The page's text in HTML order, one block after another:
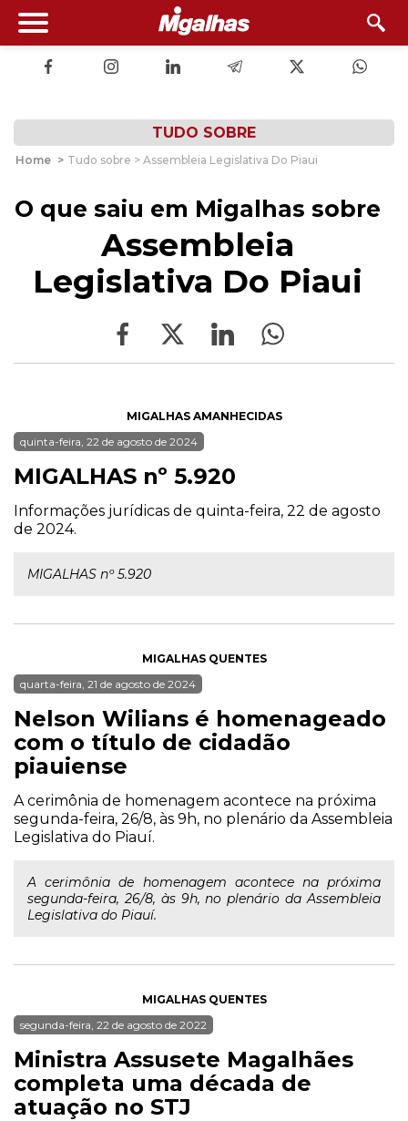
TUDO SOBRE
Home > Tudo sobre > Assembleia Legislativa Do Piaui
O que saiu em Migalhas sobre
Assembleia
Legislativa Do Piaui
MIGALHAS AMANHECIDAS
quinta-feira, 22 de agosto de 2024
MIGALHAS nº 5.920
Informações jurídicas de quinta-feira, 22 de agosto
de 2024.
MIGALHAS nº 5.920
MIGALHAS QUENTES
quarta-feira, 21 de agosto de 2024
Nelson Wilians é homenageado
com o título de cidadão
piauiense
A cerimônia de homenagem acontece na próxima
segunda-feira, 26/8, às 9h, no plenário da Assembleia
Legislativa do Piauí.
A cerimônia de homenagem acontece na próxima
segunda-feira, 26/8, às 9h, no plenário da Assembleia
Legislativa do Piauí.
MIGALHAS QUENTES
segunda-feira, 22 de agosto de 2022
Ministra Assusete Magalhães
completa uma década de
atuação no STJ